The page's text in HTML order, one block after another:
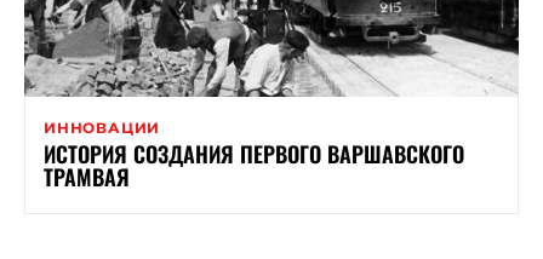
ИННОВАЦИИ
ИСТОРИЯ СОЗДАНИЯ ПЕРВОГО ВАРШАВСКОГО
ТРАМВАЯ